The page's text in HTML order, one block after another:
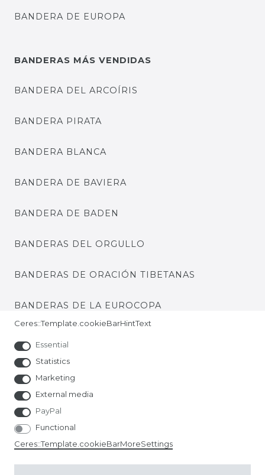
BANDERA DE EUROPA
BANDERAS MÁS VENDIDAS
BANDERA DEL ARCOÍRIS
BANDERA PIRATA
BANDERA BLANCA
BANDERA DE BAVIERA
BANDERA DE BADEN
BANDERAS DEL ORGULLO
BANDERAS DE ORACIÓN TIBETANAS
BANDERAS DE LA EUROCOPA
Ceres::Template.cookieBarHintText
Essential
Statistics
Marketing
External media
PayPal
Functional
Ceres::Template.cookieBarMoreSettings